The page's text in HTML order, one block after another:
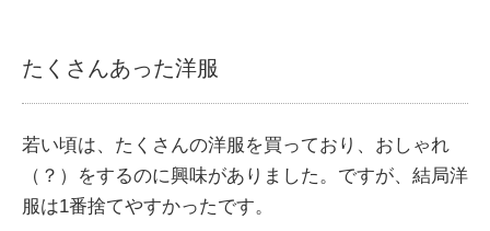
たくさんあった洋服
若い頃は、たくさんの洋服を買っており、おしゃれ
（？）をするのに興味がありました。ですが、結局洋
服は1番捨てやすかったです。